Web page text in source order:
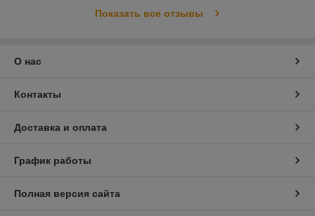
Показать все отзывы
О нас
Контакты
Доставка и оплата
График работы
Полная версия сайта